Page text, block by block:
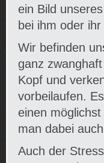
ein Bild
bei ihm oder
Wir befinden
ganz
Kopf und
vorbeilaufen.
einen
man dabei
Auch der